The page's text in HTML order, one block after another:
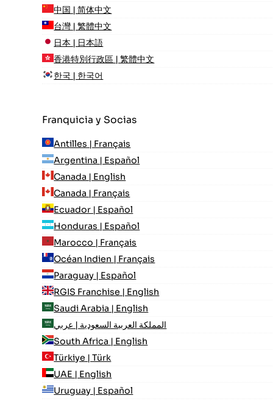
中国 | 简体中文
台灣 | 繁體中文
日本 | 日本語
香港特別行政區 | 繁體中文
한국 | 한국어
Franquicia y Socias
Antilles | Français
Argentina | Español
Canada | English
Canada | Français
Ecuador | Español
Honduras | Español
Marocco | Français
Océan Indien | Français
Paraguay | Español
RGIS Franchise | English
Saudi Arabia | English
المملكة العربية السعودية | عربي
South Africa | English
Türkiye | Türk
UAE | English
Uruguay | Español